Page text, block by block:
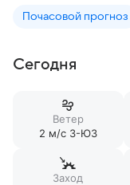
Почасовой прогноз
Сегодня
Ветер
2 м/c З-ЮЗ
Заход